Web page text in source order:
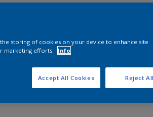
storing of cookies on your device to enhance site
marketing efforts.
Info
Reject All
Accept All Cookies